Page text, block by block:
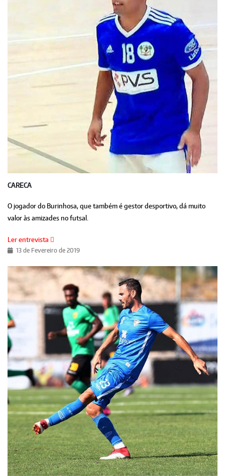
CARECA
O jogador do Burinhosa, que também é gestor desportivo, dá muito
valor às amizades no futsal.
Ler entrevista
13 de Fevereiro de 2019